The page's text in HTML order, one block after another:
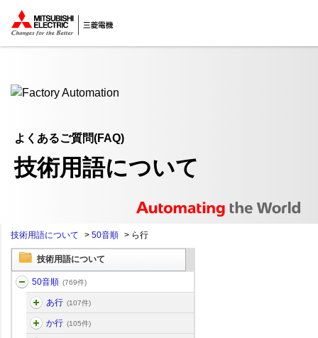
ここから本文
よくあるご質問(FAQ)
技術用語について
技術用語について > 50音順 > ら行
技術用語について
50音順 (769件)
あ行 (107件)
か行 (105件)